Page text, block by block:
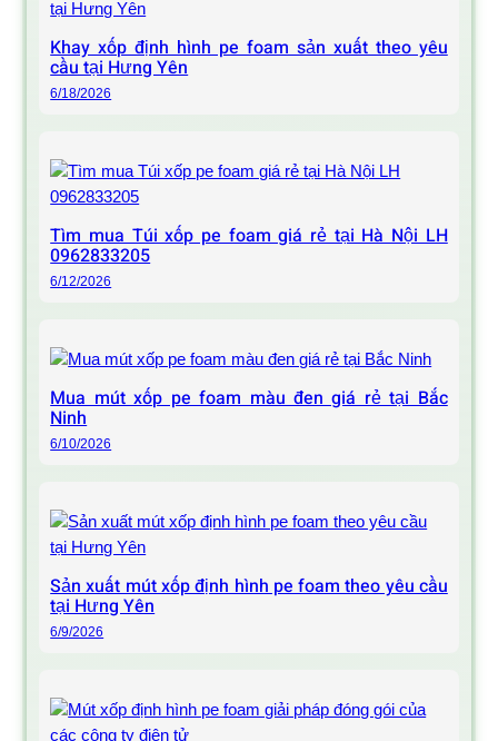
Khay xốp định hình pe foam sản xuất theo yêu
cầu tại Hưng Yên
6/18/2026
Tìm mua Túi xốp pe foam giá rẻ tại Hà Nội LH
0962833205
6/12/2026
Mua mút xốp pe foam màu đen giá rẻ tại Bắc
Ninh
6/10/2026
Sản xuất mút xốp định hình pe foam theo yêu cầu
tại Hưng Yên
6/9/2026